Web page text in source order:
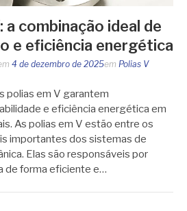
a combinação ideal de
e eficiência energética
4 de dezembro de 2025em Polias V
polias em V garantem
e eficiência energética em
As polias em V estão entre os
importantes dos sistemas de
Elas são responsáveis por
de forma eficiente e…